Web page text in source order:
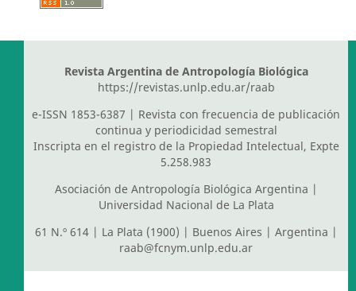
Revista Argentina de Antropología Biológica
https://revistas.unlp.edu.ar/raab
e-ISSN 1853-6387 | Revista con frecuencia de publicación
continua y periodicidad semestral
Inscripta en el registro de la Propiedad Intelectual, Expte
5.258.983
Asociación de Antropología Biológica Argentina |
Universidad Nacional de La Plata
61 N.º 614 | La Plata (1900) | Buenos Aires | Argentina |
raab@fcnym.unlp.edu.ar